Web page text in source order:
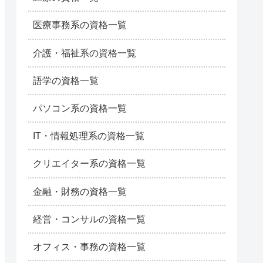
医療事務系の資格一覧
介護・福祉系の資格一覧
語学の資格一覧
パソコン系の資格一覧
IT・情報処理系の資格一覧
クリエイター系の資格一覧
金融・財務の資格一覧
経営・コンサルの資格一覧
オフィス・事務の資格一覧